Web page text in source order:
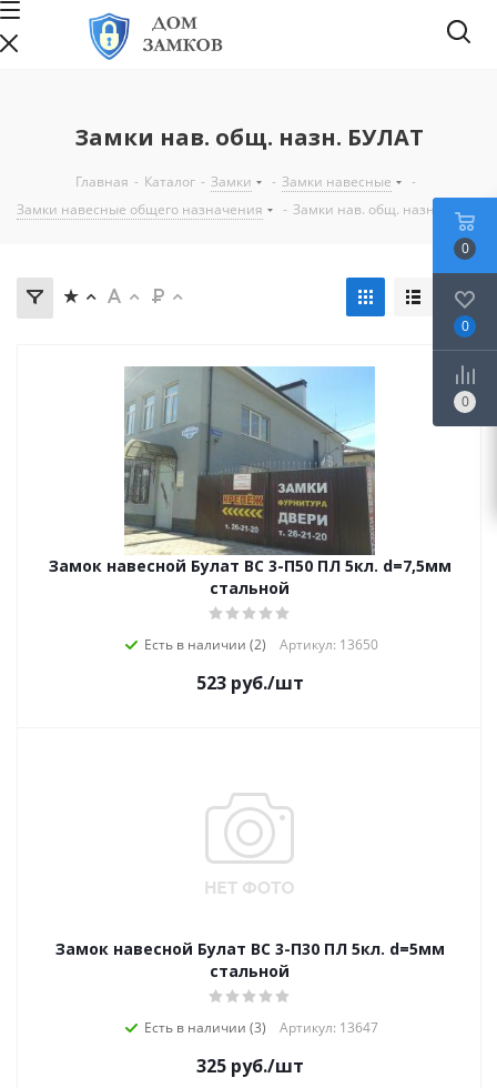
Замки нав. общ. назн. БУЛАТ
Главная - Каталог - Замки - Замки навесные
-
Замки навесные общего назначения
- Замки нав. общ. назн. БУЛАТ
Замок навесной Булат ВС 3-П50 ПЛ 5кл. d=7,5мм
стальной
Есть в наличии (2) Артикул: 13650
523руб./шт
Замок навесной Булат ВС 3-П30 ПЛ 5кл. d=5мм
стальной
Есть в наличии (3) Артикул: 13647
325руб./шт
0
0
0